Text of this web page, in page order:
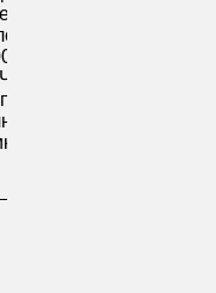
500, 1000,
и 10000